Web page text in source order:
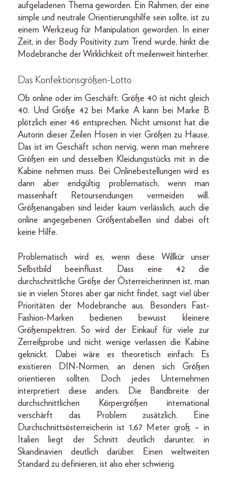
aufgeladenen Thema geworden. Ein Rahmen, der eine
simple und neutrale Orientierungs­hilfe sein sollte, ist zu
einem Werkzeug für Manipulation geworden. In einer
Zeit, in der Body Positivity zum Trend wurde, hinkt die
Modebranche der Wirklichkeit oft meilen­weit hinterher.
Das Konfektionsgrößen-Lotto
Ob online oder im Geschäft: Größe 40 ist nicht gleich
40. Und Größe 42 bei Marke A kann bei Marke B
plötzlich einer 46 entsprechen. Nicht umsonst hat die
Autorin dieser Zeilen Hosen in vier Größen zu Hause.
Das ist im Geschäft schon nervig, wenn man mehrere
Größen ein und desselben Kleidungsstücks mit in die
Kabine nehmen muss. Bei Onlinebestellungen wird es
dann aber endgültig problematisch, wenn man
massenhaft Retoursendungen vermeiden will.
Größenangaben sind leider kaum verlässlich, auch die
online angegebenen Größentabellen sind dabei oft
keine Hilfe.
Problematisch wird es, wenn diese Willkür unser
Selbstbild beeinflusst. Dass eine 42 die
durchschnittliche Größe der Österreicherinnen ist, man
sie in vielen Stores aber gar nicht findet, sagt viel über
Prioritäten der Modebranche aus. Besonders Fast-
Fashion-Marken bedienen bewusst kleinere
Größenspektren. So wird der Einkauf für viele zur
Zerreißprobe und nicht wenige verlassen die Kabine
geknickt. Dabei wäre es theoretisch einfach: Es
existieren DIN-Normen, an denen sich Größen
orientieren sollten. Doch jedes Unternehmen
interpretiert diese anders. Die Bandbreite der
durchschnittlichen Körpergrößen international
verschärft das Problem zusätzlich. Eine
Durchschnittsösterreicherin ist 1,67 Meter groß – in
Italien liegt der Schnitt deutlich darunter, in
Skandinavien deutlich darüber. Einen weltweiten
Standard zu definieren, ist also eher schwierig.